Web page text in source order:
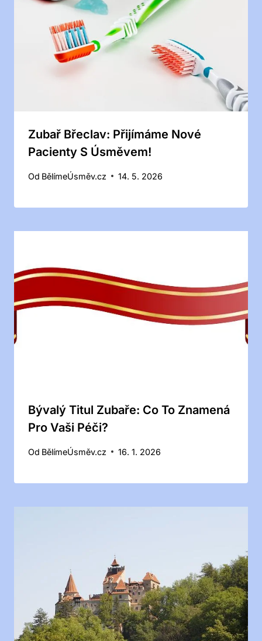
Zubař Břeclav: Přijímáme Nové
Pacienty S Úsměvem!
Od BělímeÚsměv.cz 14. 5. 2026
Bývalý Titul Zubaře: Co To Znamená
Pro Vaši Péči?
Od BělímeÚsměv.cz 16. 1. 2026